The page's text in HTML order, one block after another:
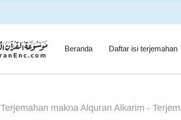
Beranda Daftar isi terjemahan
Terjemahan makna Alquran Alkarim -